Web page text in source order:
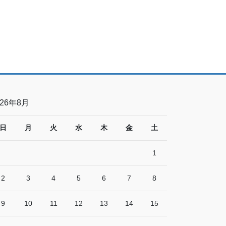
年8月
日 月 火 水 木 金 土
1
2 3 4 5 6 7 8
9 10 11 12 13 14 15